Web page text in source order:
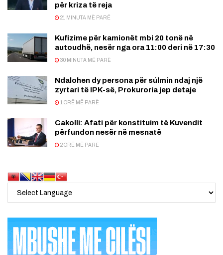
për kriza të reja
21 MINUTA MË PARË
Kufizime për kamionët mbi 20 tonë në
autoudhë, nesër nga ora 11:00 deri në 17:30
30 MINUTA MË PARË
Ndalohen dy persona për súlmin ndaj një
zyrtari të IPK-së, Prokuroria jep detaje
1 ORË MË PARË
Cakolli: Afati për konstituim të Kuvendit
përfundon nesër në mesnatë
2 ORË MË PARË